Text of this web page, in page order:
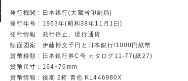
発行機関 : 日本銀行(大蔵省印刷局)
発行年号 : 1963年(昭和38年11月1日)
発行情報 : 発行停止、現行通貨
額面図案 : 伊藤博文千円と日本銀行/1000円紙幣
貨幣種類 : 日本銀行券C号 カタログ11-77(紙27)
貨幣尺寸 : 164×76mm
貨幣情報 : 後期 2桁 青色 KL446980X